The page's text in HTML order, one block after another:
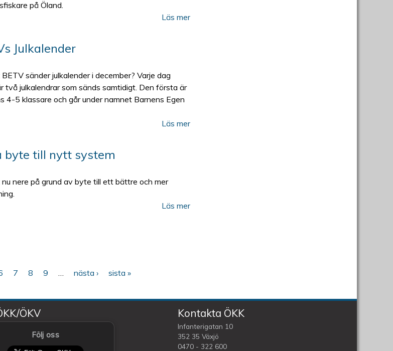
på Öland.
Läs mer
Julkalender
sänder julkalender i december? Varje dag
två julkalendrar som sänds samtidigt. Den första är
4-5 klassare och går under namnet Barnens Egen
Läs mer
byte till nytt system
nere på grund av byte till ett bättre och mer
Läs mer
7 8 9 … nästa › sista »
ÖKV
Följ oss
Kontakta ÖKK
Infanterigatan 10
352 35 Växjö
0470 - 322 600